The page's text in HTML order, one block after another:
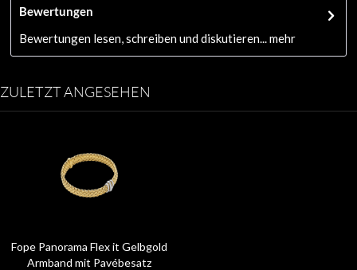
Bewertungen
Bewertungen lesen, schreiben und diskutieren...
mehr
ZULETZT ANGESEHEN
Fope Panorama Flex it Gelbgold
Armband mit Pavébesatz